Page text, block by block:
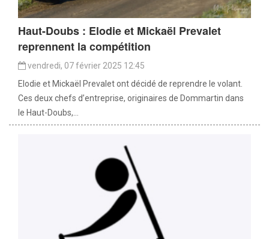
Haut-Doubs : Elodie et Mickaël Prevalet
reprennent la compétition
vendredi, 07 février 2025 12:45
Elodie et Mickaël Prevalet ont décidé de reprendre le volant.
Ces deux chefs d’entreprise, originaires de Dommartin dans
le Haut-Doubs,...